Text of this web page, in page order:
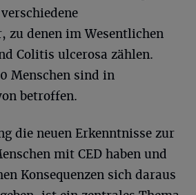
zu denen im Wesentlichen
Colitis ulcerosa zählen.
Menschen sind in
betroffen.
die neuen Erkenntnisse zur
mit CED haben und
Konsequenzen sich daraus